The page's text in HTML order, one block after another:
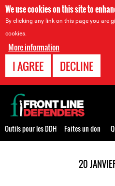
We use cookies on this site to
By clicking any link on this page you are
cookies.
More information
I AGREE DECLINE
20
Back
to
top
Outils pour les DDH Faites un don